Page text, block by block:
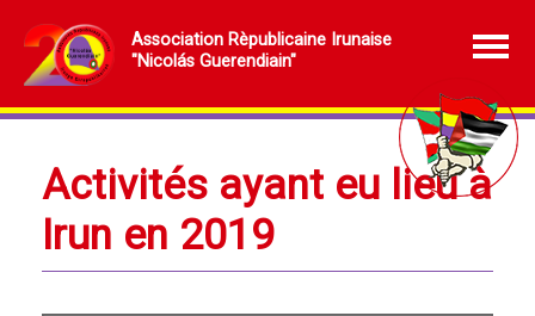
Association Rèpublicaine Irunaise
"Nicolás Guerendiain"
Activités ayant eu lieu à
Irun en 2019